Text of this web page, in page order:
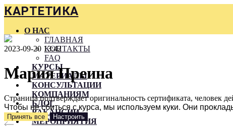
КАРТЕТИКА
О НАС
ГЛАВНАЯ
КОНТАКТЫ
FAQ
КУРСЫ
МАТЕРИАЛЫ
КОНСУЛЬТАЦИИ
КОМПАНИЯМ
БЛОГ
ВАКАНСИИ
МЕРОПРИЯТИЯ
2023-09-20 13:42
Мария Преина
Страница подтверждает оригинальность сертификата, человек
Чтобы не сбиться с курса, мы используем куки. Они
Принять все Настроить